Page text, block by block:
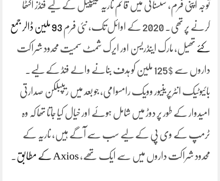
توجہ اپنی فرم، سنسناٹی میں قائم ناریہ کیپیٹل کے لیے فنڈز اکٹھا
کرنے پر تھی۔ 2020 کے اوائل تک، نئی فرم 93 ملین ڈالر جمع
کئے تھیل، مارک اینڈریسن اور ایرک شمٹ سمیت محدود شراکت
داروں سے $125 ملین کو ہدف بنانے والے فنڈ کے لیے۔
بائیوٹیک انٹرپرینیور وویک رامسوامی، جو بعد میں ریپبلکن صدارتی
امیدوار کے طور پر دوڑ میں شامل ہوئے اور خیال کیا جاتا تھا کہ وہ
ٹرمپ کے وی پی کے لیے سب سے آگے ہیں، ناریہ کے
محدود شراکت داروں میں سے ایک تھے،